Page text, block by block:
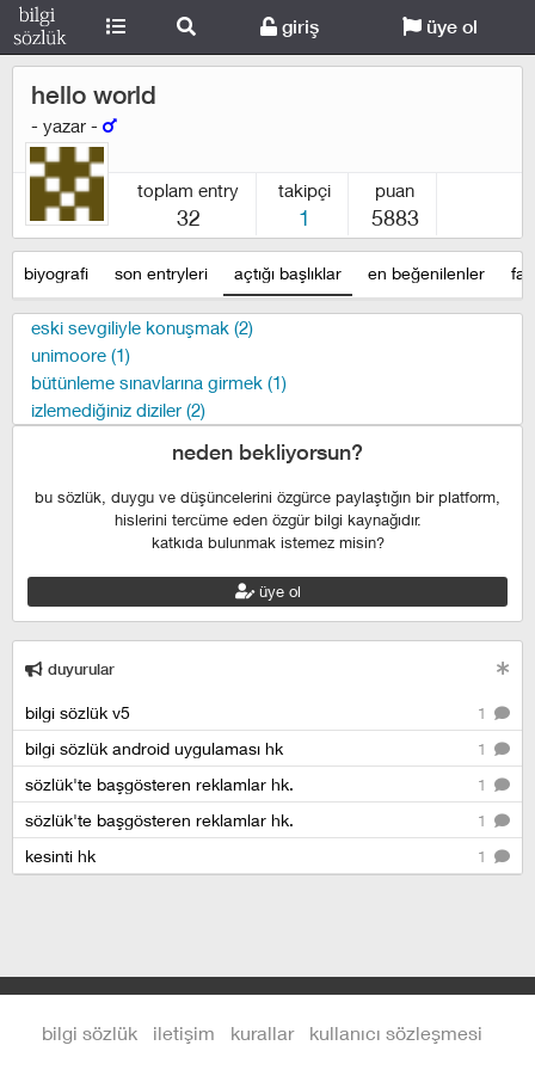
giriş üye ol
hello world
- yazar -
toplam entry
32
takipçi
1
puan
5883
biyografi son entryleri açtığı başlıklar en beğenilenler
eski sevgiliyle konuşmak (2)
unimoore (1)
bütünleme sınavlarına girmek (1)
izlemediğiniz diziler (2)
neden bekliyorsun?
bu sözlük, duygu ve düşüncelerini özgürce paylaştığın bir platform,
hislerini tercüme eden özgür bilgi kaynağıdır.
katkıda bulunmak istemez misin?
üye ol
duyurular
1
bilgi sözlük v5
1
bilgi sözlük android uygulaması hk
1
sözlük'te başgösteren reklamlar hk.
1
sözlük'te başgösteren reklamlar hk.
1
kesinti hk
bilgi sözlük iletişim kurallar kullanıcı sözleşmesi